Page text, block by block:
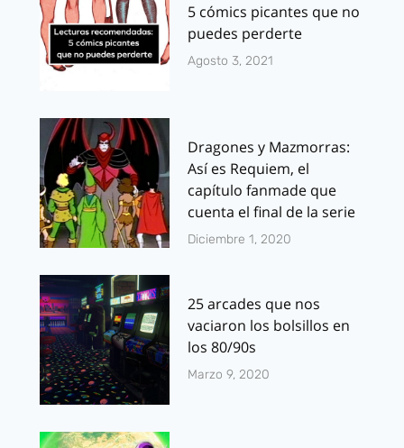
5 cómics picantes que no
puedes perderte
Agosto 3, 2021
Dragones y Mazmorras:
Así es Requiem, el
capítulo fanmade que
cuenta el final de la serie
Diciembre 1, 2020
25 arcades que nos
vaciaron los bolsillos en
los 80/90s
Marzo 9, 2020